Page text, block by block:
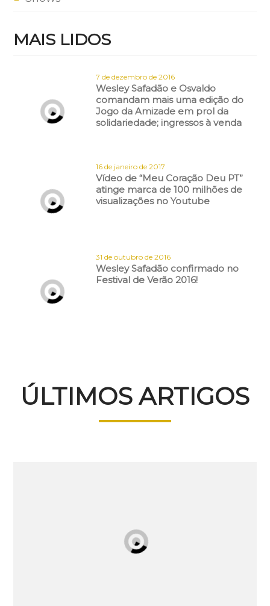
MAIS LIDOS
7 de dezembro de 2016
Wesley Safadão e Osvaldo
comandam mais uma edição do
Jogo da Amizade em prol da
solidariedade; ingressos à venda
16 de janeiro de 2017
Vídeo de “Meu Coração Deu PT”
atinge marca de 100 milhões de
visualizações no Youtube
31 de outubro de 2016
Wesley Safadão confirmado no
Festival de Verão 2016!
ÚLTIMOS ARTIGOS